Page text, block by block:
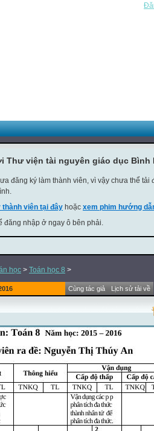
Thư viện tài nguyên giáo dục Bình
đăng ký làm thành viên, vì vậy chưa thể tải
thành viên tại đây hoặc xem phim hướng
đăng nhập ở ngay ô bên phải.
học > Toán học 8 >
Cùng tác giả Lịch sử tải về